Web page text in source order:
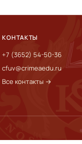
КОНТАКТЫ
+7 (3652) 54-50-36
cfuv@crimeaedu.ru
Все контакты →